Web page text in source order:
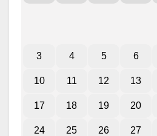
3 4 5 6
10 11 12 13
17 18 19 20
24 25 26 27